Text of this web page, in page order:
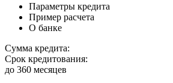
Параметры кредита
Пример расчета
О банке
Сумма кредита:
Срок кредитования:
до 360 месяцев